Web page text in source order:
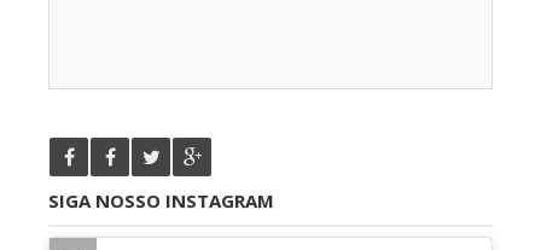
SIGA NOSSO INSTAGRAM